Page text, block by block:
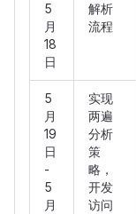
5
月
18
日
解析
流程
5
月
19
日
-
5
月
实现
两遍
分析
策
略，
开发
访问